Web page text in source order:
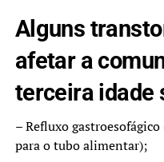
Alguns
afetar a
terceira idade
– Refluxo
para o tubo alimentar);